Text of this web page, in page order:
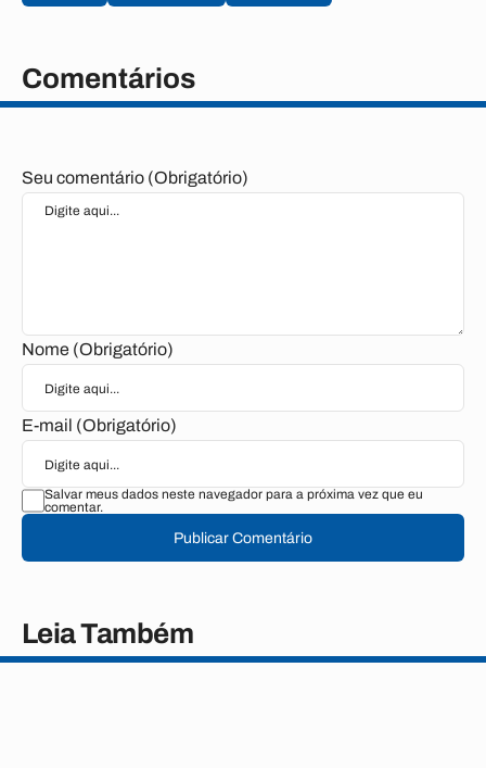
Comentários
Seu comentário (Obrigatório)
Nome (Obrigatório)
E-mail (Obrigatório)
Salvar meus dados neste navegador para a próxima vez que eu
comentar.
Publicar Comentário
Leia Também